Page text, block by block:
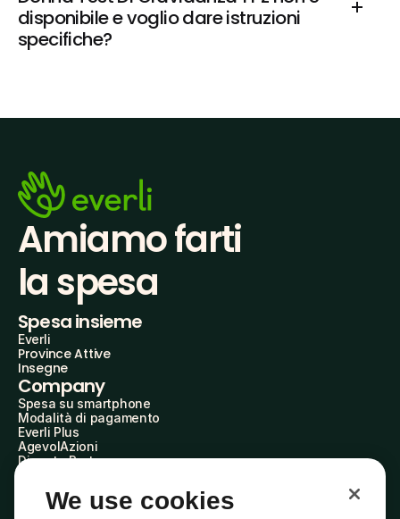
disponibile e voglio dare istruzioni
specifiche?
Amiamo farti
la spesa
Spesa insieme
Everli
Province Attive
Insegne
Company
Spesa su smartphone
Modalità di pagamento
Everli Plus
AgevolAzioni
Diventa Partner
Everli Shoppers
About Us
We use cookies